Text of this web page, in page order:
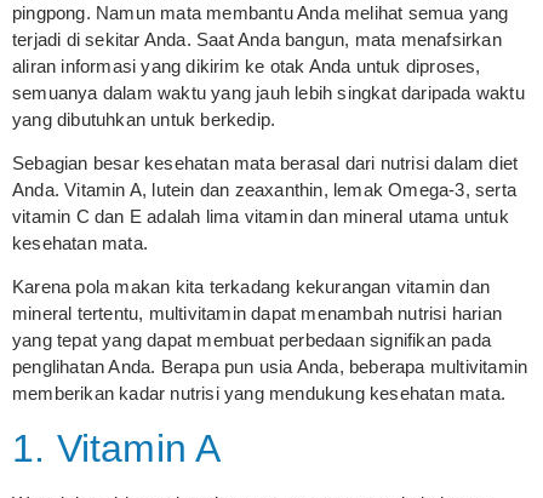
pingpong. Namun mata membantu Anda melihat semua yang
terjadi di sekitar Anda. Saat Anda bangun, mata menafsirkan
aliran informasi yang dikirim ke otak Anda untuk diproses,
semuanya dalam waktu yang jauh lebih singkat daripada waktu
yang dibutuhkan untuk berkedip.
Sebagian besar kesehatan mata berasal dari nutrisi dalam diet
Anda. Vitamin A, lutein dan zeaxanthin, lemak Omega-3, serta
vitamin C dan E adalah lima vitamin dan mineral utama untuk
kesehatan mata.
Karena pola makan kita terkadang kekurangan vitamin dan
mineral tertentu, multivitamin dapat menambah nutrisi harian
yang tepat yang dapat membuat perbedaan signifikan pada
penglihatan Anda. Berapa pun usia Anda, beberapa multivitamin
memberikan kadar nutrisi yang mendukung kesehatan mata.
1. Vitamin A